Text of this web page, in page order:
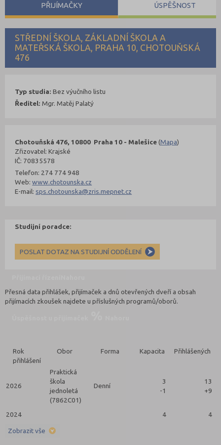
STŘEDNÍ ŠKOLA, ZÁKLADNÍ ŠKOLA A
MATEŘSKÁ ŠKOLA, PRAHA 10, CHOTOUŇSKÁ
476
Chotouňská 476, 10800 Praha 10 - Malešice(Mapa)
Zřizovatel: Krajské
IČ: 70835578
Telefon: 274 774 948
Web:www.chotounska.cz
E-mail: sps.chotounska@zris.mepnet.cz
Typ studia: Bez výučního listu
Ředitel: Mgr. Matěj Palatý
Studijní poradce:
POSLAT DOTAZ NA STUDIJNÍ ODDĚLENÍ
PŘIJÍMAČKY ÚSPĚŠNOST
Přesná data přihlášek, přijímaček a dnů otevřených dveří a obsah
přijímacích zkoušek najdete u příslušných programů/oborů.
Rok
přihlášení
Obor Forma Kapacita Přihlášených
2026
Praktická
škola
jednoletá
(7862C01)
Denní
3
-1
13
+9
2024 4 4
Zobrazit vše